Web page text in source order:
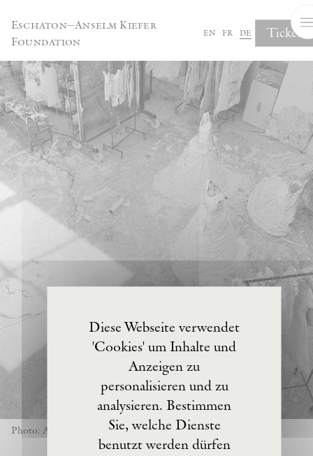
Eschaton—Anselm Kiefer
Foundation
en fr de Tickets
Photo: Anselm Kiefer
Diese Webseite verwendet
'Cookies' um Inhalte und
Anzeigen zu
personalisieren und zu
analysieren. Bestimmen
Sie, welche Dienste
benutzt werden dürfen